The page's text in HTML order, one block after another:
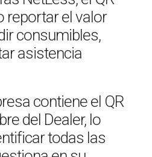
reportar el valor
consumibles,
asistencia
contiene el QR
del Dealer, lo
todas las